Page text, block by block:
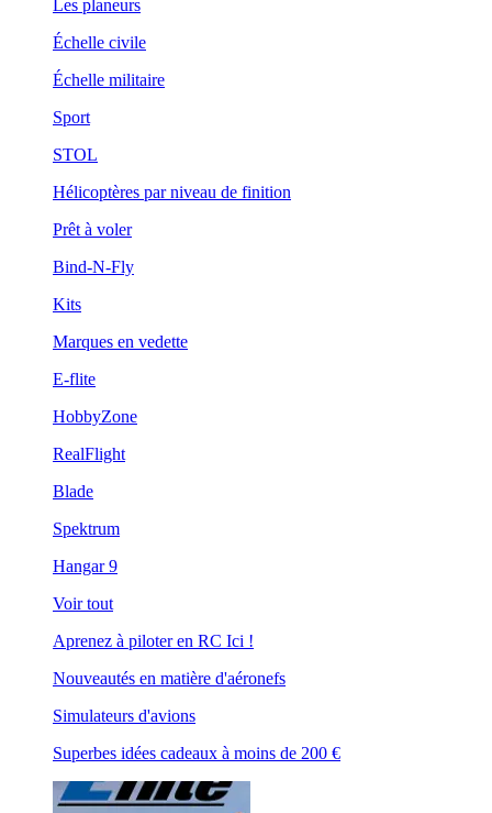
Les planeurs
Échelle civile
Échelle militaire
Sport
STOL
Hélicoptères par niveau de finition
Prêt à voler
Bind-N-Fly
Kits
Marques en vedette
E-flite
HobbyZone
RealFlight
Blade
Spektrum
Hangar 9
Voir tout
Aprenez à piloter en RC Ici !
Nouveautés en matière d'aéronefs
Simulateurs d'avions
Superbes idées cadeaux à moins de 200 €